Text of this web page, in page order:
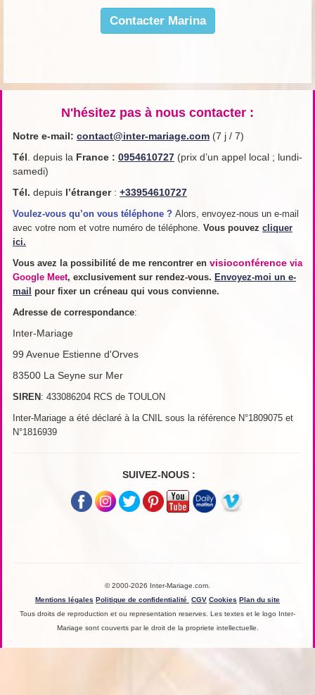
Contacter Marina
N'hésitez pas à nous contacter :
Notre e-mail: contact@inter-mariage.com (7 j / 7)
Tél . depuis la France : 0954610727 (prix d’un appel local ; lundi-
samedi)
Tél. depuis l’étranger: +33954610727
Voulez-vous qu’on vous téléphone ? Alors, envoyez-nous un e-mail
avec votre nom et votre numéro de téléphone. Vous pouvez cliquer
ici.
Vous avez la possibilité de me rencontrer en visioconférence via
Google Meet, exclusivement sur rendez-vous. Envoyez-moi un e-
mail pour fixer un créneau qui vous convienne.
Adresse de correspondance:
Inter-Mariage
99 Avenue Estienne d'Orves
83500 La Seyne sur Mer
SIREN : 433086204 RCS de TOULON
Inter-Mariage a été déclaré à la CNIL sous la référence N°1809075 et
N°1816939
SUIVEZ-NOUS :
© 2000-2026 Inter-Mariage.com.
Mentions légales Politique de confidentialité CGV Cookies Plan du site
Tous droits de reproduction et ou representation reserves. Les textes et le logo Inter-
Mariage sont couverts par le droit de la propriete intellectuelle.